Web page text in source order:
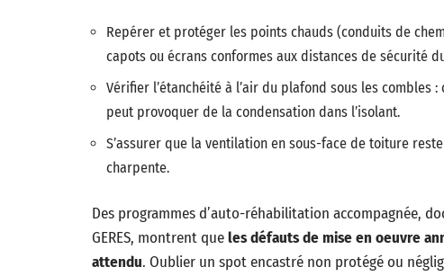
Repérer et protéger les points chauds (conduits de
capots ou écrans conformes aux distances de sécurité du
Vérifier l’étanchéité à l’air du plafond sous les
peut provoquer de la condensation dans l’isolant.
S’assurer que la ventilation en sous-face de toiture
charpente.
Des programmes d’auto-réhabilitation accompagnée,
GERES, montrent queles défauts de mise en oeuvre
attendu. Oublier un spot encastré non protégé ou